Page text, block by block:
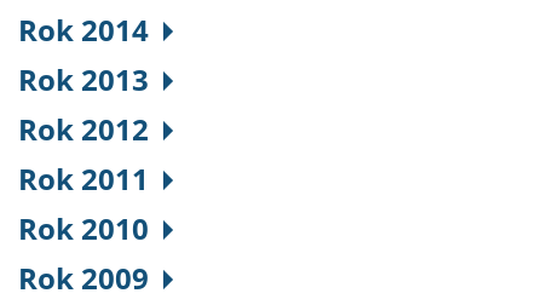
Rok 2014
Rok 2013
Rok 2012
Rok 2011
Rok 2010
Rok 2009